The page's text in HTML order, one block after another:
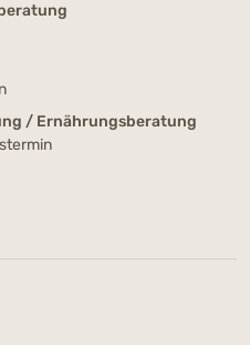
/ Ernährungsberatung